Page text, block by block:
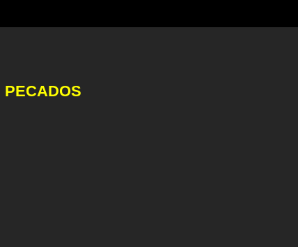
PECADOS